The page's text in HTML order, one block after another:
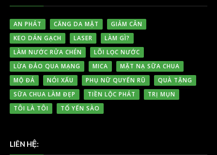
AN PHÁT CĂNG DA MẶT
GIẢM CÂN
KEO DÁN GẠCH
LASER
LÀM GÌ?
LÀM NƯỚC RỬA CHÉN
LÕI LỌC NƯỚC
LỪA ĐẢO QUA MẠNG
MICA
MẶT NẠ SỮA CHUA
MỘ ĐÁ
NÓI XẤU PHỤ NỮ QUYẾN RŨ
QUÀ TẶNG
SỮA CHUA LÀM ĐẸP
TIỀN LỘC PHÁT
TRỊ MỤN
TÔI LÀ TÔI
TỔ YẾN SÀO
LIÊN HỆ: